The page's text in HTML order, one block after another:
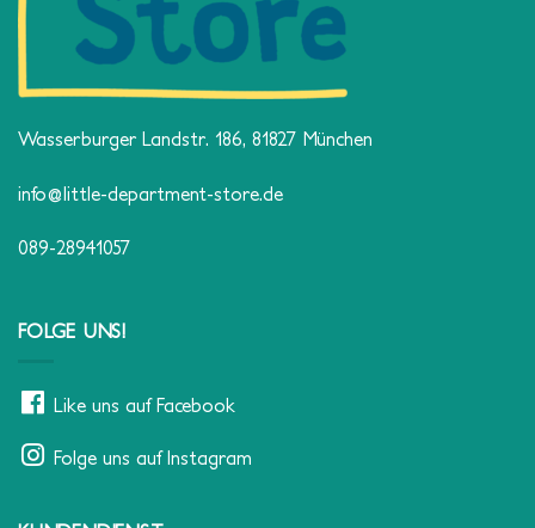
Wasserburger Landstr. 186, 81827 München
info@little-department-store.de
089-28941057
FOLGE UNS!
Like uns auf Facebook
Folge uns auf Instagram